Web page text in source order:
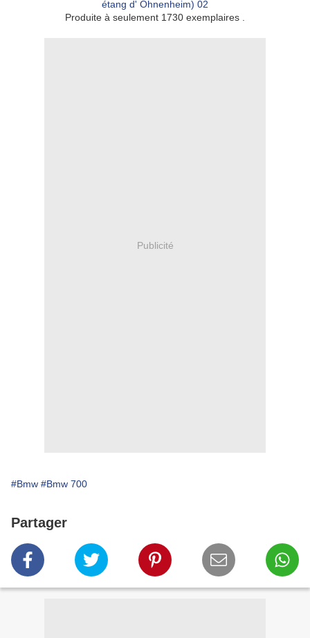
Produite à seulement 1730 exemplaires .
Publicité
#Bmw #Bmw 700
Partager